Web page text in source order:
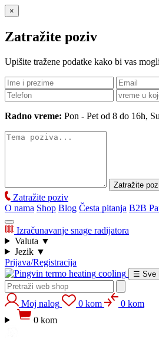
×
Zatražite poziv
Upišite tražene podatke kako bi vas
Radno vreme: Pon - Pet od 8 do 16h,
Zatražite
Zatražite poziv
O nama Shop Blog Česta pitanja B2B
Izračunavanje snage radijatora
Valuta ▼
Jezik ▼
Prijava/Registracija
heating cooling ☰ Sve
Moj nalog 0 kom
0 kom
0 kom